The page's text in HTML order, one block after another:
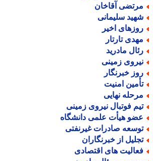
آقاخان
سلیمانی
اخیر
تارتار
مادرید
زمینی
خبرنگار
امنیت
نهایی
فوتبال نیروی زمینی
هیأت علمی دانشگاه
صادرات غیرنفتی
از خبرنگاران
های اقتصادی